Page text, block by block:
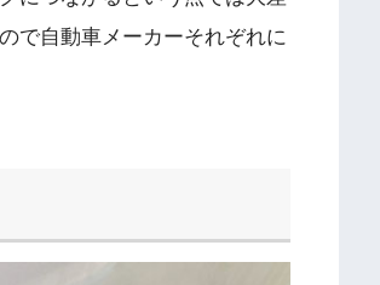
で自動車メーカーそれぞれに